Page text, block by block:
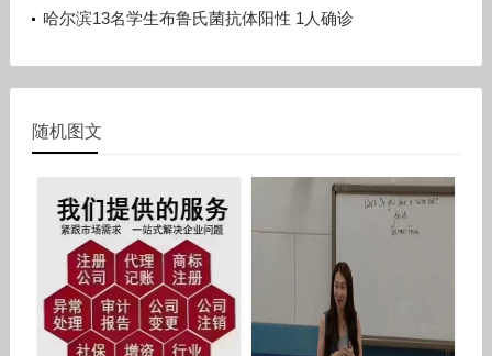
哈尔滨13名学生布鲁氏菌抗体阳性 1人确诊
随机图文